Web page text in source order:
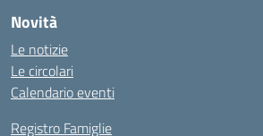
Novità
Le notizie
Le circolari
Calendario eventi
Registro Famiglie